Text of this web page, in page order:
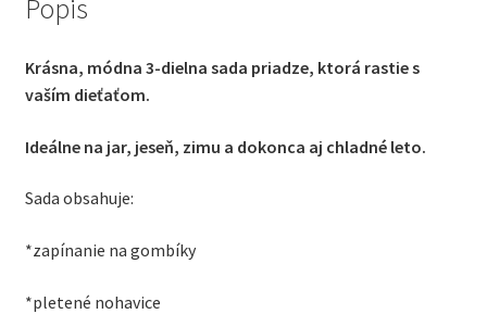
sveter,
čiapka
56-
86
Popis
Krásna, módna 3-dielna sada priadze, ktorá rastie s
vaším dieťaťom.
Ideálne na jar, jeseň, zimu a dokonca aj chladné leto.
Sada obsahuje:
*zapínanie na gombíky
*pletené nohavice